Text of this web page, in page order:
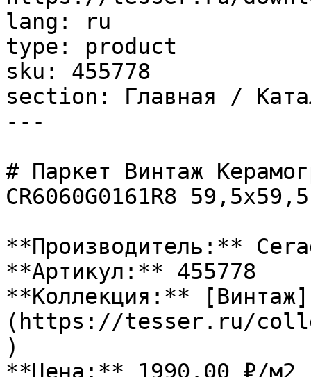
lang: ru
type: product
sku: 455778
section: Главная /
---
# Паркет Винтаж
CR6060G0161R8
**Производитель:**
**Артикул:** 455778
**Коллекция:** [Винтаж]
(https://tesser.ru/
)
**Цена:** 1990.00 ₽/м2